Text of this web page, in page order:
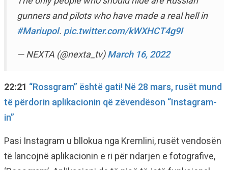
gunners and pilots who have made a real hell in
#Mariupol. pic.twitter.com/kWXHCT4g9I
— NEXTA (@nexta_tv)March 16, 2022
22:21 “Rossgram” është gati! Në 28 mars, rusët mund
të përdorin aplikacionin që zëvendëson “Instagram-
in”
Pasi Instagram u bllokua nga Kremlini, rusët vendosën
të lancojnë aplikacionin e ri për ndarjen e fotografive,